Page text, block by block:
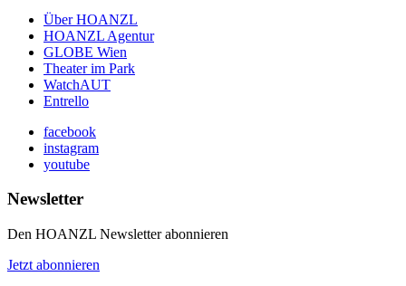
Über HOANZL
HOANZL Agentur
GLOBE Wien
Theater im Park
WatchAUT
Entrello
facebook
instagram
youtube
Newsletter
Den HOANZL Newsletter abonnieren
Jetzt abonnieren